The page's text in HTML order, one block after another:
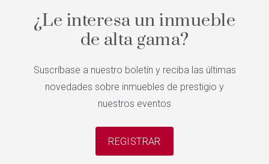
¿Le interesa un inmueble
de alta gama?
Suscríbase a nuestro boletín y reciba las últimas
novedades sobre inmuebles de prestigio y
nuestros eventos
REGISTRAR